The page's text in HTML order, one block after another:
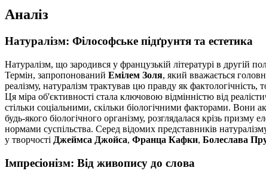
Аналіз
Натуралізм: Філософське підґрунтя та естетика
Натуралізм, що зародився у французькій літературі в другій
Термін, запропонований Емілем Золя, який вважається
реалізму, натуралізм трактував цю правду як
Ця міра об'єктивності стала ключовою відмінністю від
стільки соціальними, скільки біологічними факторами. Вони
будь-якого біологічного організму, розглядалася крізь
нормами суспільства. Серед відомих представників
у творчості Джеймса Джойса, Франца Кафки, Болеслава
Імпресіонізм: Від живопису до слова